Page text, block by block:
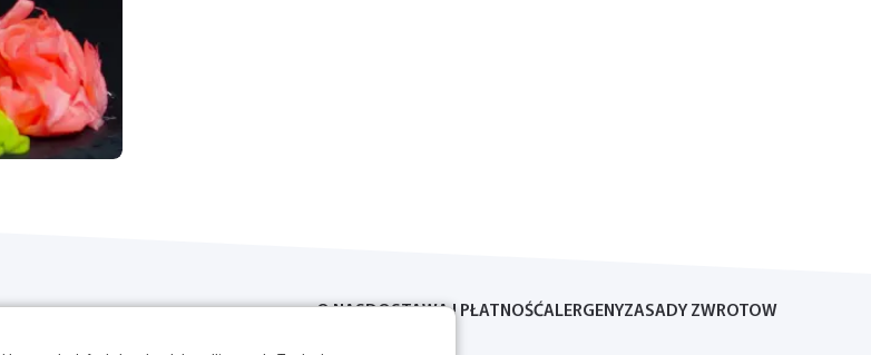
O NASDOSTAWA I PŁATNOŚĆALERGENYZASADY ZWROTOW